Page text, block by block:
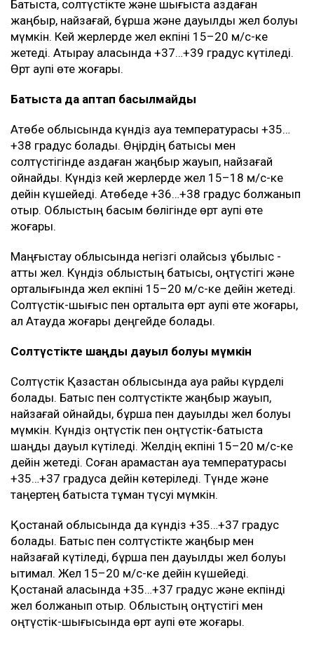
Батыста, солтүстікте және шығыста аздаған
жаңбыр, найзағай, бұршақ және дауылды жел болуы
мүмкін. Кей жерлерде жел екпіні 15–20 м/с-ке
жетеді. Атырау қаласында +37…+39 градус күтіледі.
Өрт қаупі өте жоғары.
Батыста да аптап басылмайды
Ақтөбе облысында күндіз ауа температурасы +35…
+38 градус болады. Өңірдің батысы мен
солтүстігінде аздаған жаңбыр жауып, найзағай
ойнайды. Күндіз кей жерлерде жел 15–18 м/с-ке
дейін күшейеді. Ақтөбеде +36…+38 градус болжанып
отыр. Облыстың басым бөлігінде өрт қаупі өте
жоғары.
Маңғыстау облысында негізгі қолайсыз құбылыс -
қатты жел. Күндіз облыстың батысы, оңтүстігі және
орталығында жел екпіні 15–20 м/с-ке дейін жетеді.
Солтүстік-шығыс пен орталықта өрт қаупі өте жоғары,
ал Ақтауда жоғары деңгейде болады.
Солтүстікте шаңды дауыл болуы мүмкін
Солтүстік Қазақстан облысында ауа райы күрделі
болады. Батыс пен солтүстікте жаңбыр жауып,
найзағай ойнайды, бұршақ пен дауылды жел болуы
мүмкін. Күндіз оңтүстік пен оңтүстік-батыста
шаңды дауыл күтіледі. Желдің екпіні 15–20 м/с-ке
дейін жетеді. Соған қарамастан ауа температурасы
+35…+37 градусқа дейін көтеріледі. Түнде және
таңертең батыста тұман түсуі мүмкін.
Қостанай облысында да күндіз +35…+37 градус
болады. Батыс пен солтүстікте жаңбыр мен
найзағай күтіледі, бұршақ пен дауылды жел болуы
ықтимал. Жел 15–20 м/с-ке дейін күшейеді.
Қостанай қаласында +35…+37 градус және екпінді
жел болжанып отыр. Облыстың оңтүстігі мен
оңтүстік-шығысында өрт қаупі өте жоғары.